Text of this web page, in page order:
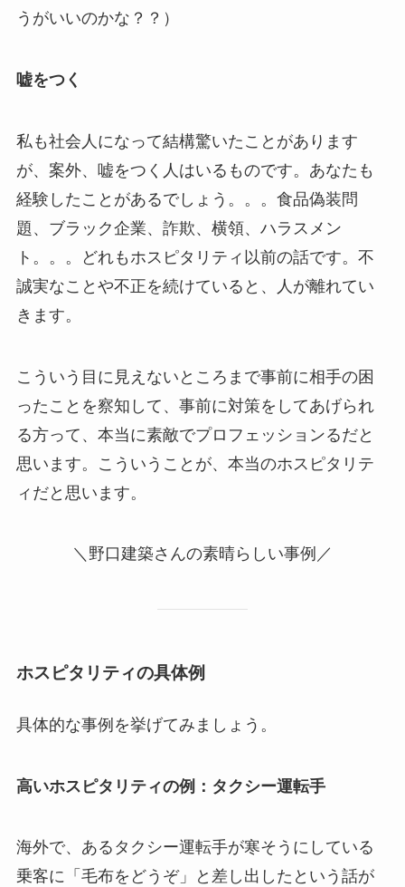
うがいいのかな？？）
嘘をつく
私も社会人になって結構驚いたことがあります
が、案外、嘘をつく人はいるものです。あなたも
経験したことがあるでしょう。。。食品偽装問
題、ブラック企業、詐欺、横領、ハラスメン
ト。。。どれもホスピタリティ以前の話です。不
誠実なことや不正を続けていると、人が離れてい
きます。
こういう目に見えないところまで事前に相手の困
ったことを察知して、事前に対策をしてあげられ
る方って、本当に素敵でプロフェッションるだと
思います。こういうことが、本当のホスピタリテ
ィだと思います。
＼野口建築さんの素晴らしい事例／
ホスピタリティの具体例
具体的な事例を挙げてみましょう。
高いホスピタリティの例：タクシー運転手
海外で、あるタクシー運転手が寒そうにしている
乗客に「毛布をどうぞ」と差し出したという話が